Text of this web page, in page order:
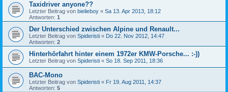
Taxidriver anyone??
Letzter Beitrag von bielieboy « Sa 13. Apr 2013, 18:12
Antworten: 1
Der Unterschied zwischen Alpine und Renault...
Letzter Beitrag von Spideristi « Do 22. Nov 2012, 14:47
Antworten: 2
Hinterhörfahrt hinter einem 1972er KMW-Porsche... :-))
Letzter Beitrag von Spideristi « So 18. Sep 2011, 18:36
BAC-Mono
Letzter Beitrag von Spideristi « Fr 19. Aug 2011, 14:37
Antworten: 5